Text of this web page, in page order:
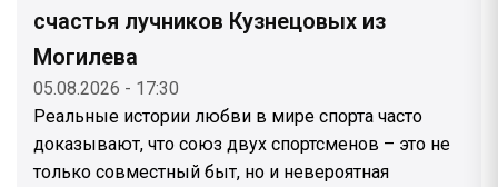
счастья лучников Кузнецовых из
Могилева
05.08.2026 - 17:30
Реальные истории любви в мире спорта часто
доказывают, что союз двух спортсменов – это не
только совместный быт, но и невероятная